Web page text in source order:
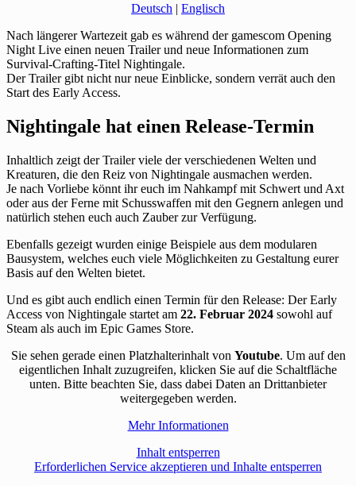
Deutsch | Englisch
Nach längerer Wartezeit gab es während der gamescom Opening
Night Live einen neuen Trailer und neue Informationen zum
Survival-Crafting-Titel Nightingale.
Der Trailer gibt nicht nur neue Einblicke, sondern verrät auch den
Start des Early Access.
Nightingale hat einen Release-Termin
Inhaltlich zeigt der Trailer viele der verschiedenen Welten und
Kreaturen, die den Reiz von Nightingale ausmachen werden.
Je nach Vorliebe könnt ihr euch im Nahkampf mit Schwert und Axt
oder aus der Ferne mit Schusswaffen mit den Gegnern anlegen und
natürlich stehen euch auch Zauber zur Verfügung.
Ebenfalls gezeigt wurden einige Beispiele aus dem modularen
Bausystem, welches euch viele Möglichkeiten zu Gestaltung eurer
Basis auf den Welten bietet.
Und es gibt auch endlich einen Termin für den Release: Der Early
Access von Nightingale startet am 22. Februar 2024 sowohl auf
Steam als auch im Epic Games Store.
Sie sehen gerade einen Platzhalterinhalt von Youtube. Um auf den
eigentlichen Inhalt zuzugreifen, klicken Sie auf die Schaltfläche
unten. Bitte beachten Sie, dass dabei Daten an Drittanbieter
weitergegeben werden.
Mehr Informationen
Inhalt entsperren
Erforderlichen Service akzeptieren und Inhalte entsperren